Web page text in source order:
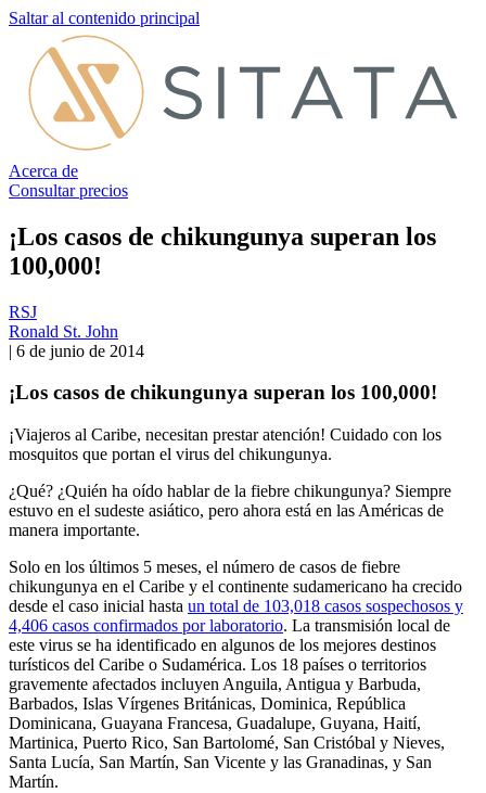
Saltar al contenido principal
Acerca de
Consultar precios
¡Los casos de chikungunya superan los
100,000!
RSJ
Ronald St. John
| 6 de junio de 2014
¡Los casos de chikungunya superan los 100,000!
¡Viajeros al Caribe, necesitan prestar atención! Cuidado con los
mosquitos que portan el virus del chikungunya.
¿Qué? ¿Quién ha oído hablar de la fiebre chikungunya? Siempre
estuvo en el sudeste asiático, pero ahora está en las Américas de
manera importante.
Solo en los últimos 5 meses, el número de casos de fiebre
chikungunya en el Caribe y el continente sudamericano ha crecido
desde el caso inicial hasta un total de 103,018 casos sospechosos y
4,406 casos confirmados por laboratorio. La transmisión local de
este virus se ha identificado en algunos de los mejores destinos
turísticos del Caribe o Sudamérica. Los 18 países o territorios
gravemente afectados incluyen Anguila, Antigua y Barbuda,
Barbados, Islas Vírgenes Británicas, Dominica, República
Dominicana, Guayana Francesa, Guadalupe, Guyana, Haití,
Martinica, Puerto Rico, San Bartolomé, San Cristóbal y Nieves,
Santa Lucía, San Martín, San Vicente y las Granadinas, y San
Martín.